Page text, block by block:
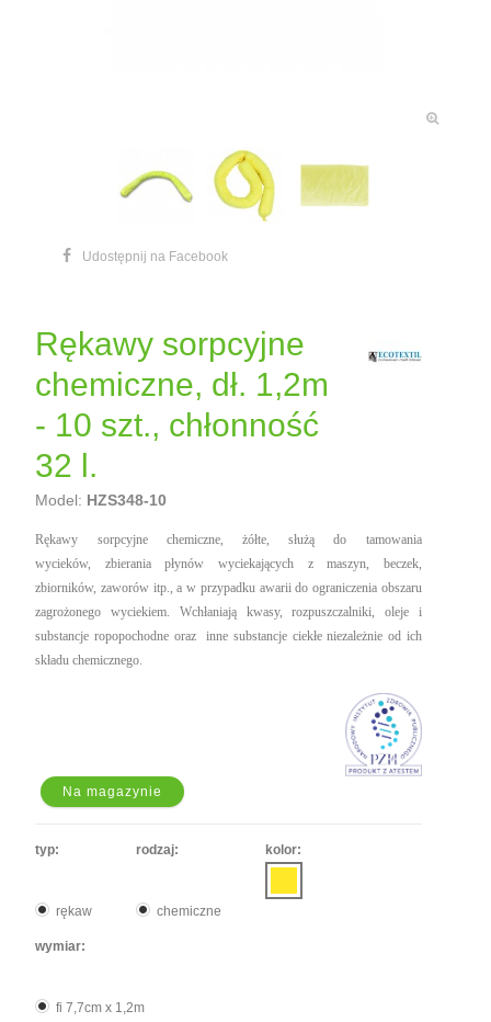
Udostępnij na Facebook
Rękawy sorpcyjne
chemiczne, dł. 1,2m
- 10 szt., chłonność
32 l.
Model: HZS348-10
Rękawy sorpcyjne chemiczne, żółte, służą do tamowania
wycieków, zbierania płynów wyciekających z maszyn, beczek,
zbiorników, zaworów itp., a w przypadku awarii do ograniczenia obszaru
zagrożonego wyciekiem. Wchłaniają kwasy, rozpuszczalniki, oleje i
substancje ropopochodne oraz inne substancje ciekłe niezależnie od ich
składu chemicznego.
Na magazynie
typ:
rękaw
rodzaj:
chemiczne
kolor:
wymiar:
fi 7,7cm x 1,2m